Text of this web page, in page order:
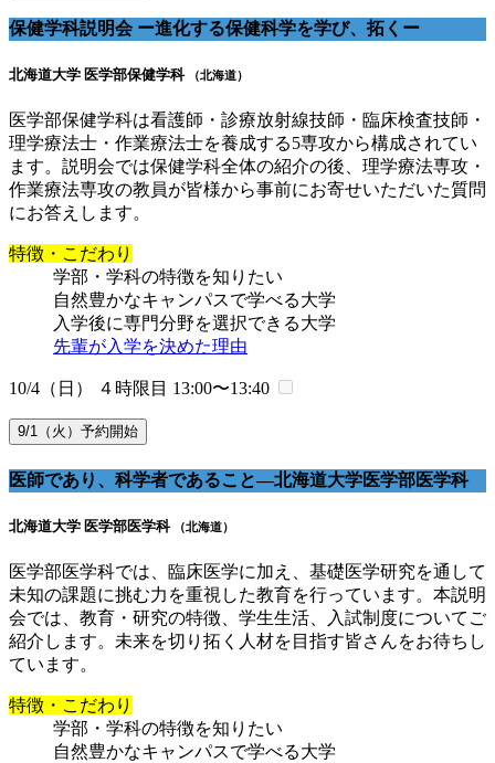
保健学科説明会 ー進化する保健科学を学び、拓くー
北海道大学 医学部保健学科 （北海道）
医学部保健学科は看護師・診療放射線技師・臨床検査技師・
理学療法士・作業療法士を養成する5専攻から構成されてい
ます。説明会では保健学科全体の紹介の後、理学療法専攻・
作業療法専攻の教員が皆様から事前にお寄せいただいた質問
にお答えします。
特徴・こだわり
学部・学科の特徴を知りたい
自然豊かなキャンパスで学べる大学
入学後に専門分野を選択できる大学
先輩が入学を決めた理由
10/4（日） ４時限目 13:00〜13:40
9/1（火）予約開始
医師であり、科学者であること―北海道大学医学部医学科
北海道大学 医学部医学科 （北海道）
医学部医学科では、臨床医学に加え、基礎医学研究を通して
未知の課題に挑む力を重視した教育を行っています。本説明
会では、教育・研究の特徴、学生生活、入試制度についてご
紹介します。未来を切り拓く人材を目指す皆さんをお待ちし
ています。
特徴・こだわり
学部・学科の特徴を知りたい
自然豊かなキャンパスで学べる大学